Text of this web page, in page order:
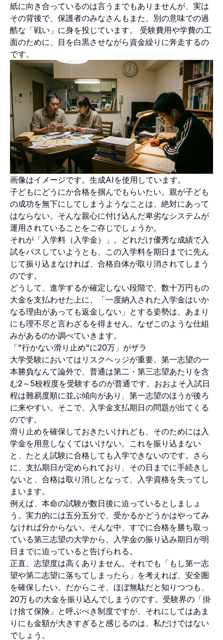
紙に向き合っているのは言うまでもありませんが、実は
その背後で、保護者のみなさんもまた、別の意味での過
酷な「戦い」に身を投じています。 受験費用や学費の工
面のために、目を白黒させながら資金繰りに奔走するの
です。
画像はイメージです。生成AIを使用しています。
子どもにどうにか合格を掴んでもらいたい。親が子ども
の成功を無下にしてしまうようなことは、絶対にあって
はならない。そんな親心に付け込んだ卑劣なシステムが
運用されていることをご存じでしょうか。
それが「入学料（入学金）」。どれだけ優秀な成績で入
試をパスしていようとも、この入学料を期日までに先ん
じて振り込まなければ、合格自体が取り消されてしまう
のです。
どうして、進学するか確定しない段階で、数十万円もの
大金を支払わせた上に、「一度納入された入学金はいか
なる理由があっても返金しない」とする姿勢は、あまり
にも理不尽と言わざるを得ません。なぜこのような仕組
みがあるのか調べていきます。
「"行かない滑り止め"に20万」がザラ
大学受験においてはリスクヘッジが重要。第一志望の一
本勝負なんて論外で、普通は第二・第三志望あたりを含
む2～5校程度を受験するのが普通です。おおよそ入試日
程は難易度順に並ぶ傾向があり、第一志望のほうが後ろ
に来やすい。そこで、入学金支払期日の問題が出てくる
のです。
滑り止めを確保しておきたいけれども、そのためには入
学金を用意しなくてはいけない。これを振り込まない
と、たとえ試験に合格しても入学できないのです。さら
に、支払期日が定められており、その日までに手続きし
ないと、合格は取り消しとなって、入学資格を失ってし
まいます。
例えば、本命の試験が数日後に迫っているとしましょ
う。実力的には五分五分で、受かるかどうかはやってみ
なければ分からない。そんな中、すでに合格を勝ち取っ
ている第三志望の大学から、入学金の振り込み期日が明
日までに迫っていると告げられる。
正直、志望度は高くありません。それでも「もし第一志
望や第二志望に落ちてしまったら」を考えれば、安全圏
を確保したい。だからこそ、ほぼ無駄だと知りつつも、
20万もの大金を振り込んでしまうのです。受験界の「掛
け捨て保険」と呼ぶべき制度ですが、それにしてはあま
りにも金額が大きすぎると感じるのは、私だけではない
でしょう。